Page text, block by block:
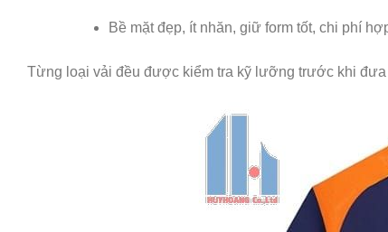
Bề mặt đẹp, ít nhăn, giữ form tốt, chi phí
Từng loại vải đều được kiểm tra kỹ lưỡng trước khi